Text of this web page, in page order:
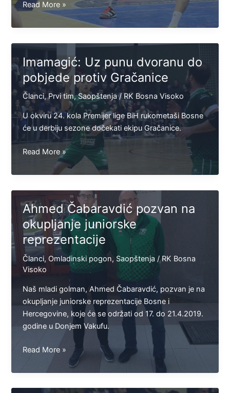
Burić:
Najbitnije
je
da
Borac,
pa
ćemo
poslije
o
kalkulacijama
Read More »
Imamagić: Uz punu dvoranu do
pobjede protiv Gračanice
Članci,Prvi tim,Saopštenja/RK Bosna Visoko
U okviru 24. kola Premijer lige BiH rukometaši Bosne
će u derbiju sezone dočekati ekipu Gračanice.
Imamagić:
punu
dvoranu
do
pobjede
protiv
Gračanice
Read More »
Ahmed Čabaravdić pozvan na
okupljanje juniorske
reprezentacije
Članci, Omladinski pogon, Saopštenja /RK Bosna
Visoko
Naš mladi golman, Ahmed Čabaravdić, pozvan je na
okupljanje juniorske reprezentacije Bosne i
Hercegovine, koje će se održati od 17. do 21.4.2019.
godine u Donjem Vakufu.
Ahmed
pozvan
na
Read More »